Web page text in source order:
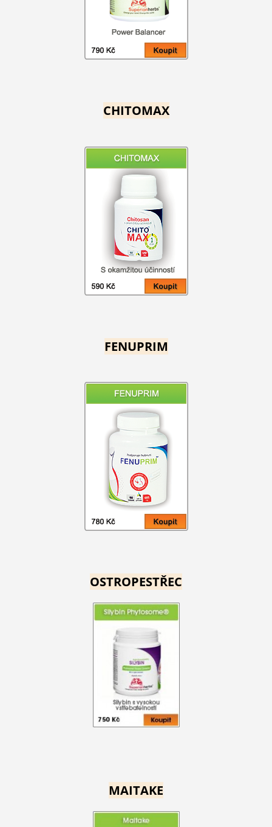
CHITOMAX
FENUPRIM
OSTROPESTŘEC
MAITAKE